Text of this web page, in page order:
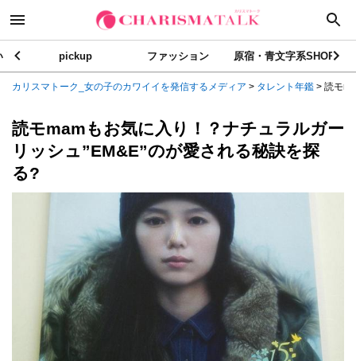
pickup ファッション 原宿・青文字系SHOP
カリスマトーク_女の子のカワイイを発信するメディア > タレント年鑑 > 読モ
読モmamもお気に入り！？ナチュラルガー
リッシュ”EM&E”のが愛される秘訣を探
る?